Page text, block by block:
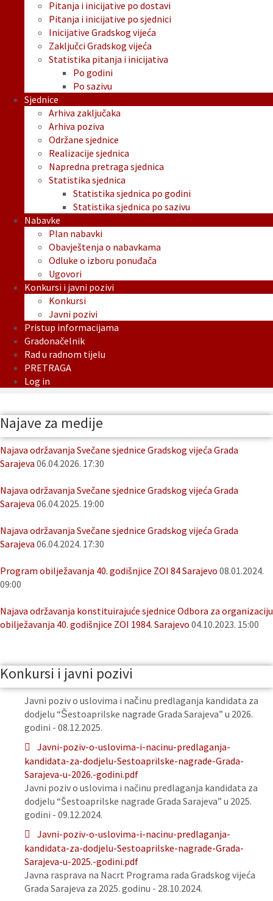
Pitanja i inicijative po dostavi
Pitanja i inicijative po sjednici
Inicijative Gradskog vijeća
Zaključci Gradskog vijeća
Statistika pitanja i inicijativa
Po godini
Po sazivu
Sjednice
Arhiva zaključaka
Arhiva poziva
Održane sjednice
Realizacije sjednica
Napredna pretraga sjednica
Statistika sjednica
Statistika sjednica po godini
Statistika sjednica po sazivu
Nabavke
Plan nabavki
Obavještenja o nabavkama
Odluke o izboru ponuđača
Ugovori
Konkursi i javni pozivi
Konkursi
Javni pozivi
Pristup informacijama
Gradonačelnik
Rad u radnom tijelu
PRETRAGA
Log in
Najave za medije
Najava održavanja Svečane sjednice Gradskog vijeća Grada
Sarajeva 06.04.2026. 17:30
Najava održavanja Svečane sjednice Gradskog vijeća Grada
Sarajeva 06.04.2025. 19:00
Najava održavanja Svečane sjednice Gradskog vijeća Grada
Sarajeva 06.04.2024. 17:30
Program obilježavanja 40. godišnjice ZOI 84 Sarajevo 08.01.2024.
09:00
Najava održavanja konstituirajuće sjednice Odbora za organizaciju
obilježavanja 40. godišnjice ZOI 1984. Sarajevo 04.10.2023. 15:00
Konkursi i javni pozivi
Javni poziv o uslovima i načinu predlaganja kandidata za
dodjelu “Šestoaprilske nagrade Grada Sarajeva” u 2026.
godini - 08.12.2025.
Javni-poziv-o-uslovima-i-nacinu-predlaganja-
kandidata-za-dodjelu-Sestoaprilske-nagrade-Grada-
Sarajeva-u-2026.-godini.pdf
Javni poziv o uslovima i načinu predlaganja kandidata za
dodjelu “Šestoaprilske nagrade Grada Sarajeva” u 2025.
godini - 09.12.2024.
Javni-poziv-o-uslovima-i-nacinu-predlaganja-
kandidata-za-dodjelu-Sestoaprilske-nagrade-Grada-
Sarajeva-u-2025.-godini.pdf
Javna rasprava na Nacrt Programa rada Gradskog vijeća
Grada Sarajeva za 2025. godinu - 28.10.2024.